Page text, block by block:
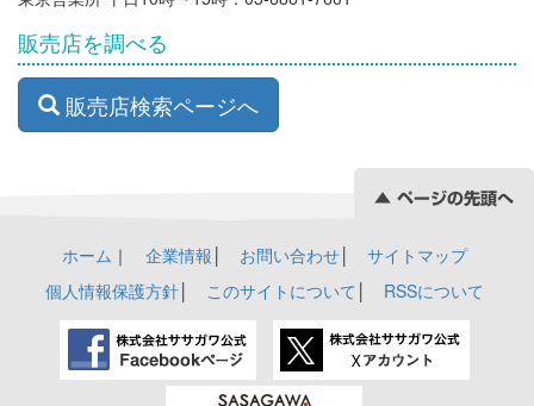
販売店を調べる
販売店検索ページへ
ホーム ｜ 企業情報 お問い合わせ│
サイトマップ
個人情報保護方針│ このサイトについて RSSについて